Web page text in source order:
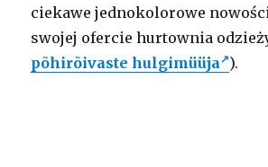
ciekawe jednokolorowe
swojej ofercie hurtownia
põhirõivaste hulgimüüja ).